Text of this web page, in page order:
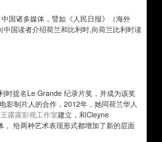
国诸多媒体，譬如《人民日报》（海外
国读者介绍荷兰和比利时,向荷兰比利时读
时提名Le Grande 纪录片奖，并成为该奖
影制片人的合作，2012年，她同荷兰华人
王露露影视工作室建立，和Cleyne
， 给两种艺术表现形式都增加了新的层面